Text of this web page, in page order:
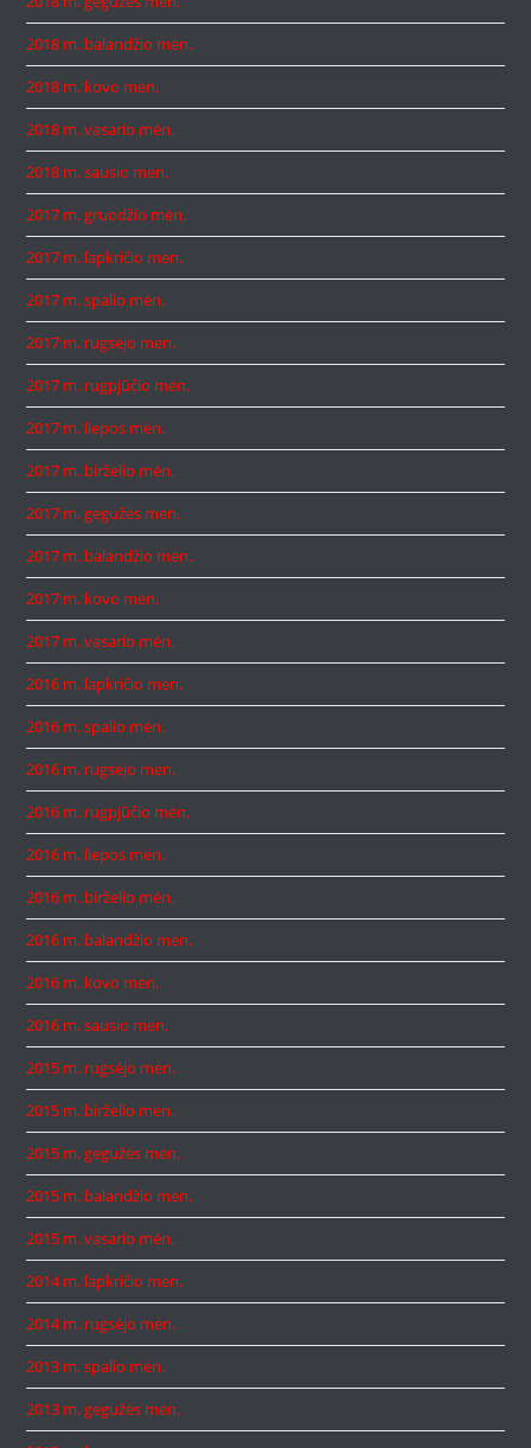
2018 m. balandžio mėn.
2018 m. kovo mėn.
2018 m. vasario mėn.
2018 m. sausio mėn.
2017 m. gruodžio mėn.
2017 m. lapkričio mėn.
2017 m. spalio mėn.
2017 m. rugsėjo mėn.
2017 m. rugpjūčio mėn.
2017 m. liepos mėn.
2017 m. birželio mėn.
2017 m. gegužės mėn.
2017 m. balandžio mėn.
2017 m. kovo mėn.
2017 m. vasario mėn.
2016 m. lapkričio mėn.
2016 m. spalio mėn.
2016 m. rugsėjo mėn.
2016 m. rugpjūčio mėn.
2016 m. liepos mėn.
2016 m. birželio mėn.
2016 m. balandžio mėn.
2016 m. kovo mėn.
2016 m. sausio mėn.
2015 m. rugsėjo mėn.
2015 m. birželio mėn.
2015 m. gegužės mėn.
2015 m. balandžio mėn.
2015 m. vasario mėn.
2014 m. lapkričio mėn.
2014 m. rugsėjo mėn.
2013 m. spalio mėn.
2013 m. gegužės mėn.